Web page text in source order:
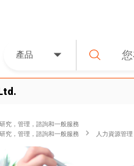
產品
究，管理，諮詢和一般服務
究，管理，諮詢和一般服務 人力資源管理